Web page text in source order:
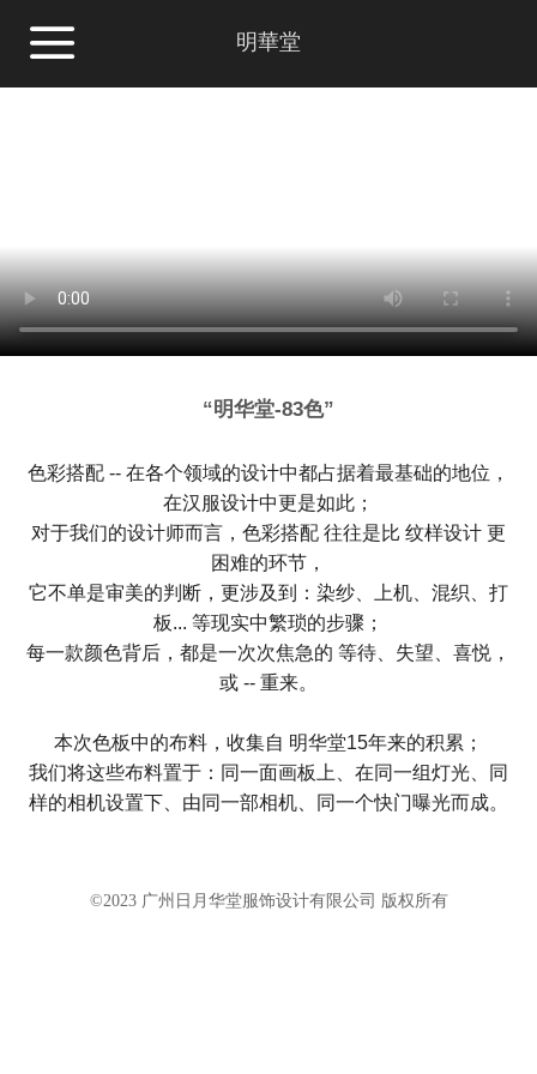
明華堂
“明华堂-83色”
色彩搭配 -- 在各个领域的设计中都占据着最基础的地位，
在汉服设计中更是如此；
对于我们的设计师而言，色彩搭配 往往是比 纹样设计 更
困难的环节，
它不单是审美的判断，更涉及到：染纱、上机、混织、打
板... 等现实中繁琐的步骤；
每一款颜色背后，都是一次次焦急的 等待、失望、喜悦，
或 -- 重来。
本次色板中的布料，收集自 明华堂15年来的积累；
我们将这些布料置于：同一面画板上、在同一组灯光、同
样的相机设置下、由同一部相机、同一个快门曝光而成。
©2023 广州日月华堂服饰设计有限公司 版权所有